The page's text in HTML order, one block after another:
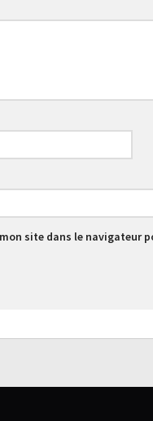
site dans le navigateur